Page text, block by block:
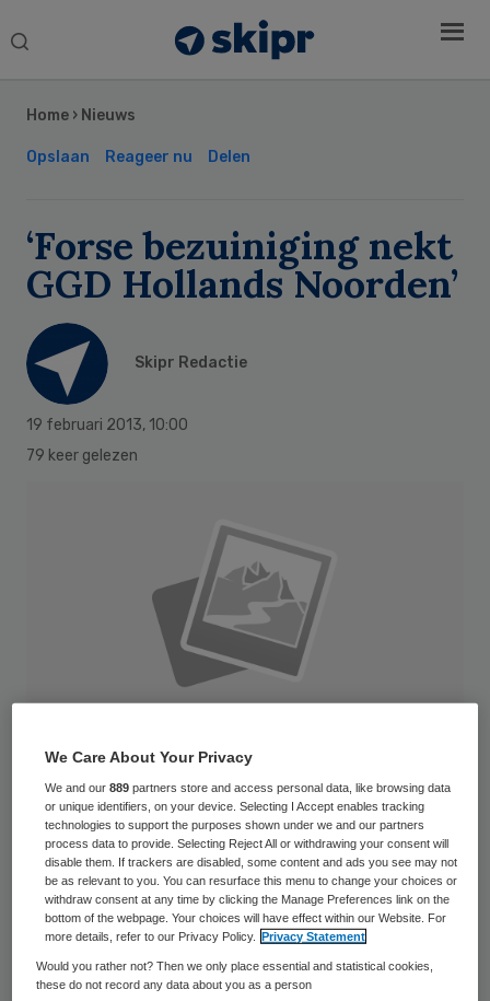
Search
Home › Nieuws
Opslaan Reageer nu Delen
‘Forse bezuiniging nekt
GGD Hollands Noorden’
Skipr Redactie
19 februari 2013, 10:00
79 keer gelezen
GGD Hollands Noorden moet vanaf 2015
jaarlijks ruim twee miljoen euro besparen
door een samenloop van
bezuinigingsoperaties van de gemeenten.
GGD-directeur Nico Plug noemt dit
Sidebar
We Care About Your Privacy
We and our889 partners store and access personal data, like browsing data
or unique identifiers, on your device. Selecting I Accept enables tracking
technologies to support the purposes shown under we and our partners
process data to provide. Selecting Reject All or withdrawing your consent will
disable them. If trackers are disabled, some content and ads you see may not
be as relevant to you. You can resurface this menu to change your choices or
withdraw consent at any time by clicking the Manage Preferences link on the
bottom of the webpage. Your choices will have effect within our Website. For
more details, refer to our Privacy Policy.
Privacy Statement
Would you rather not? Then we only place essential and statistical cookies,
these do not record any data about you as a person